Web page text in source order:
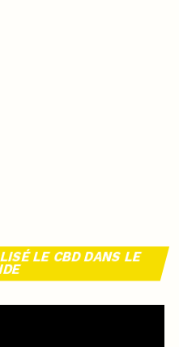
LE CBD DANS LE